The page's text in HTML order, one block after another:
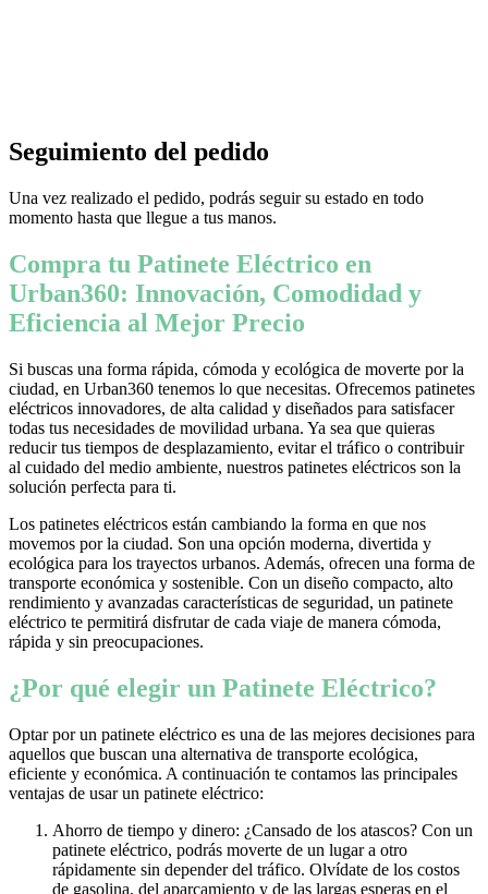
Seguimiento del pedido
Una vez realizado el pedido, podrás seguir su estado en todo
momento hasta que llegue a tus manos.
Compra tu Patinete Eléctrico en
Urban360: Innovación, Comodidad y
Eficiencia al Mejor Precio
Si buscas una forma rápida, cómoda y ecológica de moverte por la
ciudad, en Urban360 tenemos lo que necesitas. Ofrecemos patinetes
eléctricos innovadores, de alta calidad y diseñados para satisfacer
todas tus necesidades de movilidad urbana. Ya sea que quieras
reducir tus tiempos de desplazamiento, evitar el tráfico o contribuir
al cuidado del medio ambiente, nuestros patinetes eléctricos son la
solución perfecta para ti.
Los patinetes eléctricos están cambiando la forma en que nos
movemos por la ciudad. Son una opción moderna, divertida y
ecológica para los trayectos urbanos. Además, ofrecen una forma de
transporte económica y sostenible. Con un diseño compacto, alto
rendimiento y avanzadas características de seguridad, un patinete
eléctrico te permitirá disfrutar de cada viaje de manera cómoda,
rápida y sin preocupaciones.
¿Por qué elegir un Patinete Eléctrico?
Optar por un patinete eléctrico es una de las mejores decisiones para
aquellos que buscan una alternativa de transporte ecológica,
eficiente y económica. A continuación te contamos las principales
ventajas de usar un patinete eléctrico:
Ahorro de tiempo y dinero: ¿Cansado de los atascos? Con un
patinete eléctrico, podrás moverte de un lugar a otro
rápidamente sin depender del tráfico. Olvídate de los costos
de gasolina, del aparcamiento y de las largas esperas en el